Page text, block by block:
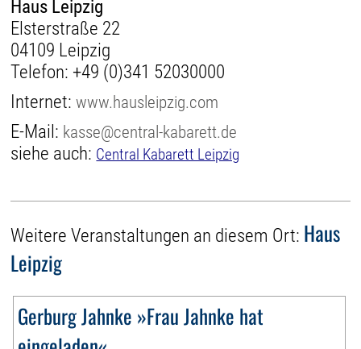
Haus Leipzig
Elsterstraße 22
04109 Leipzig
Telefon: +49 (0)341 52030000
Internet:www.hausleipzig.com
E-Mail: kasse@central-kabarett.de
siehe auch: Central Kabarett Leipzig
Weitere Veranstaltungen an diesem Ort: Haus
Leipzig
Gerburg Jahnke »Frau Jahnke hat